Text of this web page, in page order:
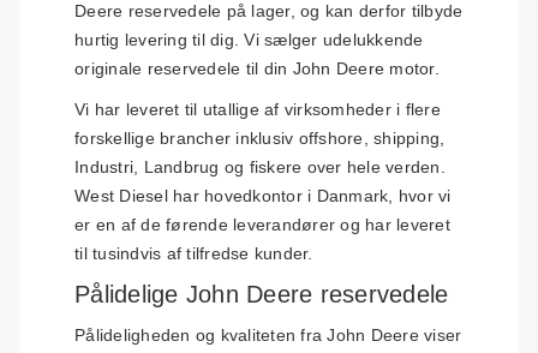
Deere reservedele på lager, og kan derfor tilbyde
hurtig levering til dig. Vi sælger udelukkende
originale reservedele til din John Deere motor.
Vi har leveret til utallige af virksomheder i flere
forskellige brancher inklusiv offshore, shipping,
Industri, Landbrug og fiskere over hele verden.
West Diesel har hovedkontor i Danmark, hvor vi
er en af de førende leverandører og har leveret
til tusindvis af tilfredse kunder.
Pålidelige John Deere reservedele
Pålideligheden og kvaliteten fra John Deere viser